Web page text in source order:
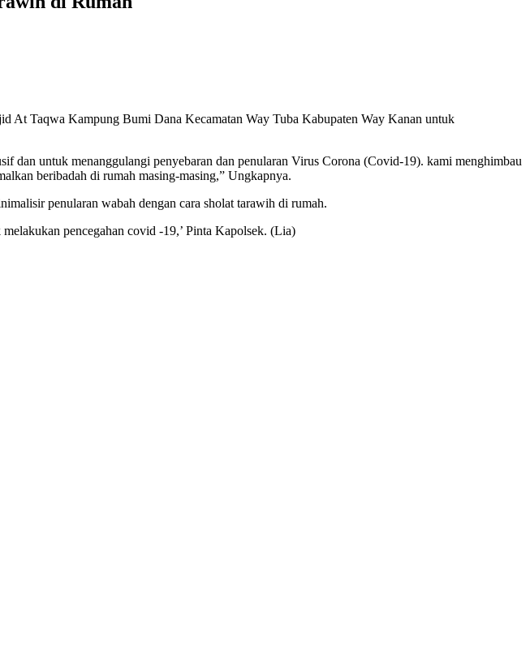
At Taqwa Kampung Bumi Dana Kecamatan Way Tuba Kabupaten Way Kanan untuk
dan untuk menanggulangi penyebaran dan penularan Virus Corona (Covid-19). kami menghimbau
beribadah di rumah masing-masing,” Ungkapnya.
penularan wabah dengan cara sholat tarawih di rumah.
pencegahan covid -19,’ Pinta Kapolsek. (Lia)